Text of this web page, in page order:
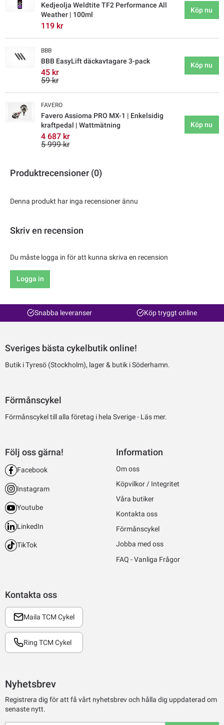
Kedjeolja Weldtite TF2 Performance All
Weather | 100ml
119 kr
Köp nu
BBB
BBB EasyLift däckavtagare 3-pack
45 kr
59 kr
Köp nu
FAVERO
Favero Assioma PRO MX-1 | Enkelsidig
kraftpedal | Wattmätning
4 687 kr
5 999 kr
Köp nu
Produktrecensioner (0)
Denna produkt har inga recensioner ännu
Skriv en recension
Du måste logga in för att kunna skriva en recension
Logga in
Snabba leveranser Köp tryggt online
Sveriges bästa cykelbutik online!
Butik i Tyresö (Stockholm), lager & butik i Söderhamn.
Förmånscykel
Förmånscykel till alla företag i hela Sverige - Läs mer.
Kontakta oss
Maila TCM Cykel
Ring TCM Cykel
Följ oss gärna!
Facebook
Instagram
Youtube
LinkedIn
TikTok
Information
Om oss
Köpvilkor / Integritet
Våra butiker
Kontakta oss
Förmånscykel
Jobba med oss
FAQ - Vanliga Frågor
Nyhetsbrev
Registrera dig för att få vårt nyhetsbrev och hålla dig uppdaterad om
senaste nytt.